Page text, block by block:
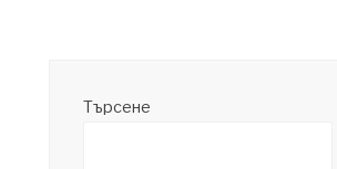
Търсене